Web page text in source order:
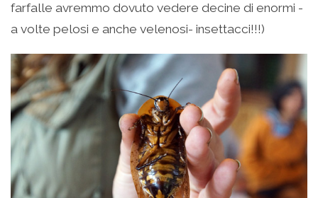
farfalle avremmo dovuto vedere decine di enormi -
a volte pelosi e anche velenosi- insettacci!!!)